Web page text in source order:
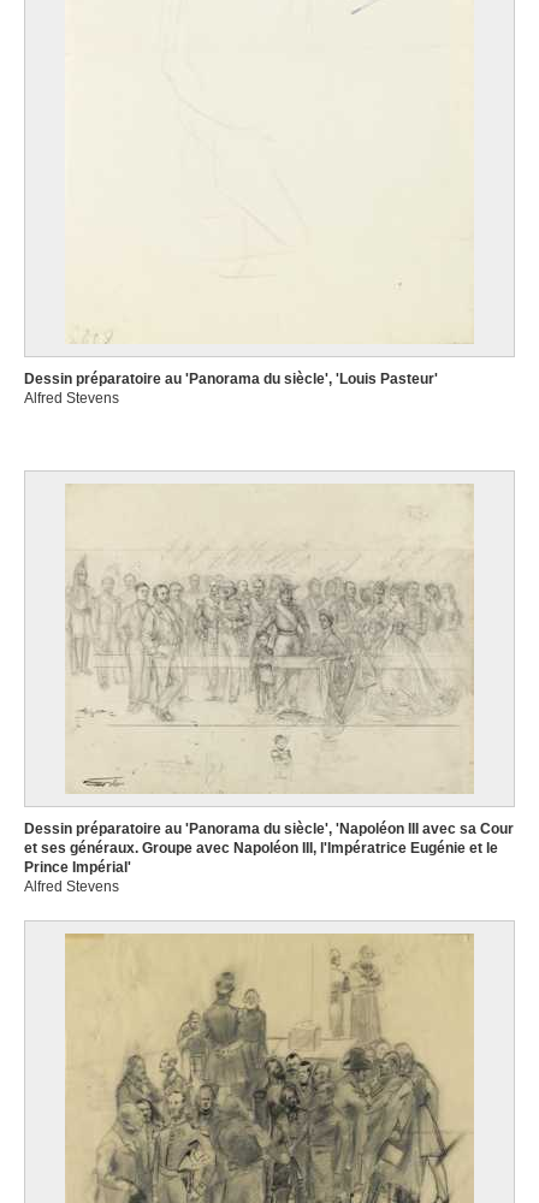
Dessin préparatoire au 'Panorama du siècle', 'Louis Pasteur'
Alfred Stevens
Dessin préparatoire au 'Panorama du siècle', 'Napoléon III avec sa Cour
et ses généraux. Groupe avec Napoléon III, l'Impératrice Eugénie et le
Prince Impérial'
Alfred Stevens